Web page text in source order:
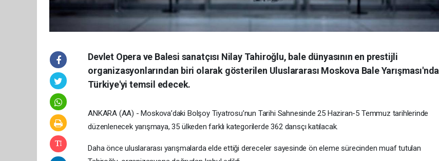
Devlet Opera ve Balesi sanatçısı Nilay Tahiroğlu, bale dünyasının en prestijli
organizasyonlarından biri olarak gösterilen Uluslararası Moskova Bale Yarışması'nda
Türkiye'yi temsil edecek.
ANKARA (AA) - Moskova’daki Bolşoy Tiyatrosu’nun Tarihi Sahnesinde 25 Haziran-5 Temmuz tarihlerinde
düzenlenecek yarışmaya, 35 ülkeden farklı kategorilerde 362 dansçı katılacak.
Daha önce uluslararası yarışmalarda elde ettiği dereceler sayesinde ön eleme sürecinden muaf tutulan